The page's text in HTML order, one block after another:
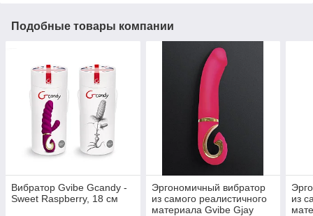
Подобные товары компании
Вибратор Gvibe Gcandy -
Sweet Raspberry, 18 см
Эргономичный вибратор
из самого реалистичного
материала Gvibe Gjay
из